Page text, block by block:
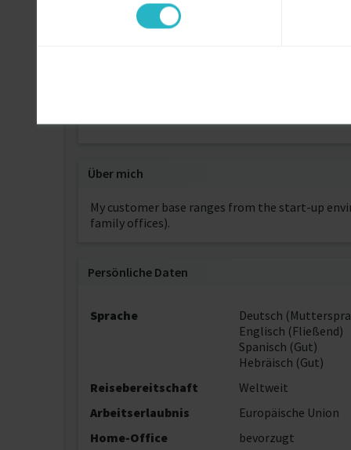
ESADE Business School
Über mich
My customer base ranges from the start-up
family offices).
Persönliche Daten
Sprache
Deutsch
Englisch (Fließend)
Spanisch (Gut)
Hebräisch (Gut)
Reisebereitschaft
Weltweit
Arbeitserlaubnis
Europäische Union
Home-Office
bevorzugt